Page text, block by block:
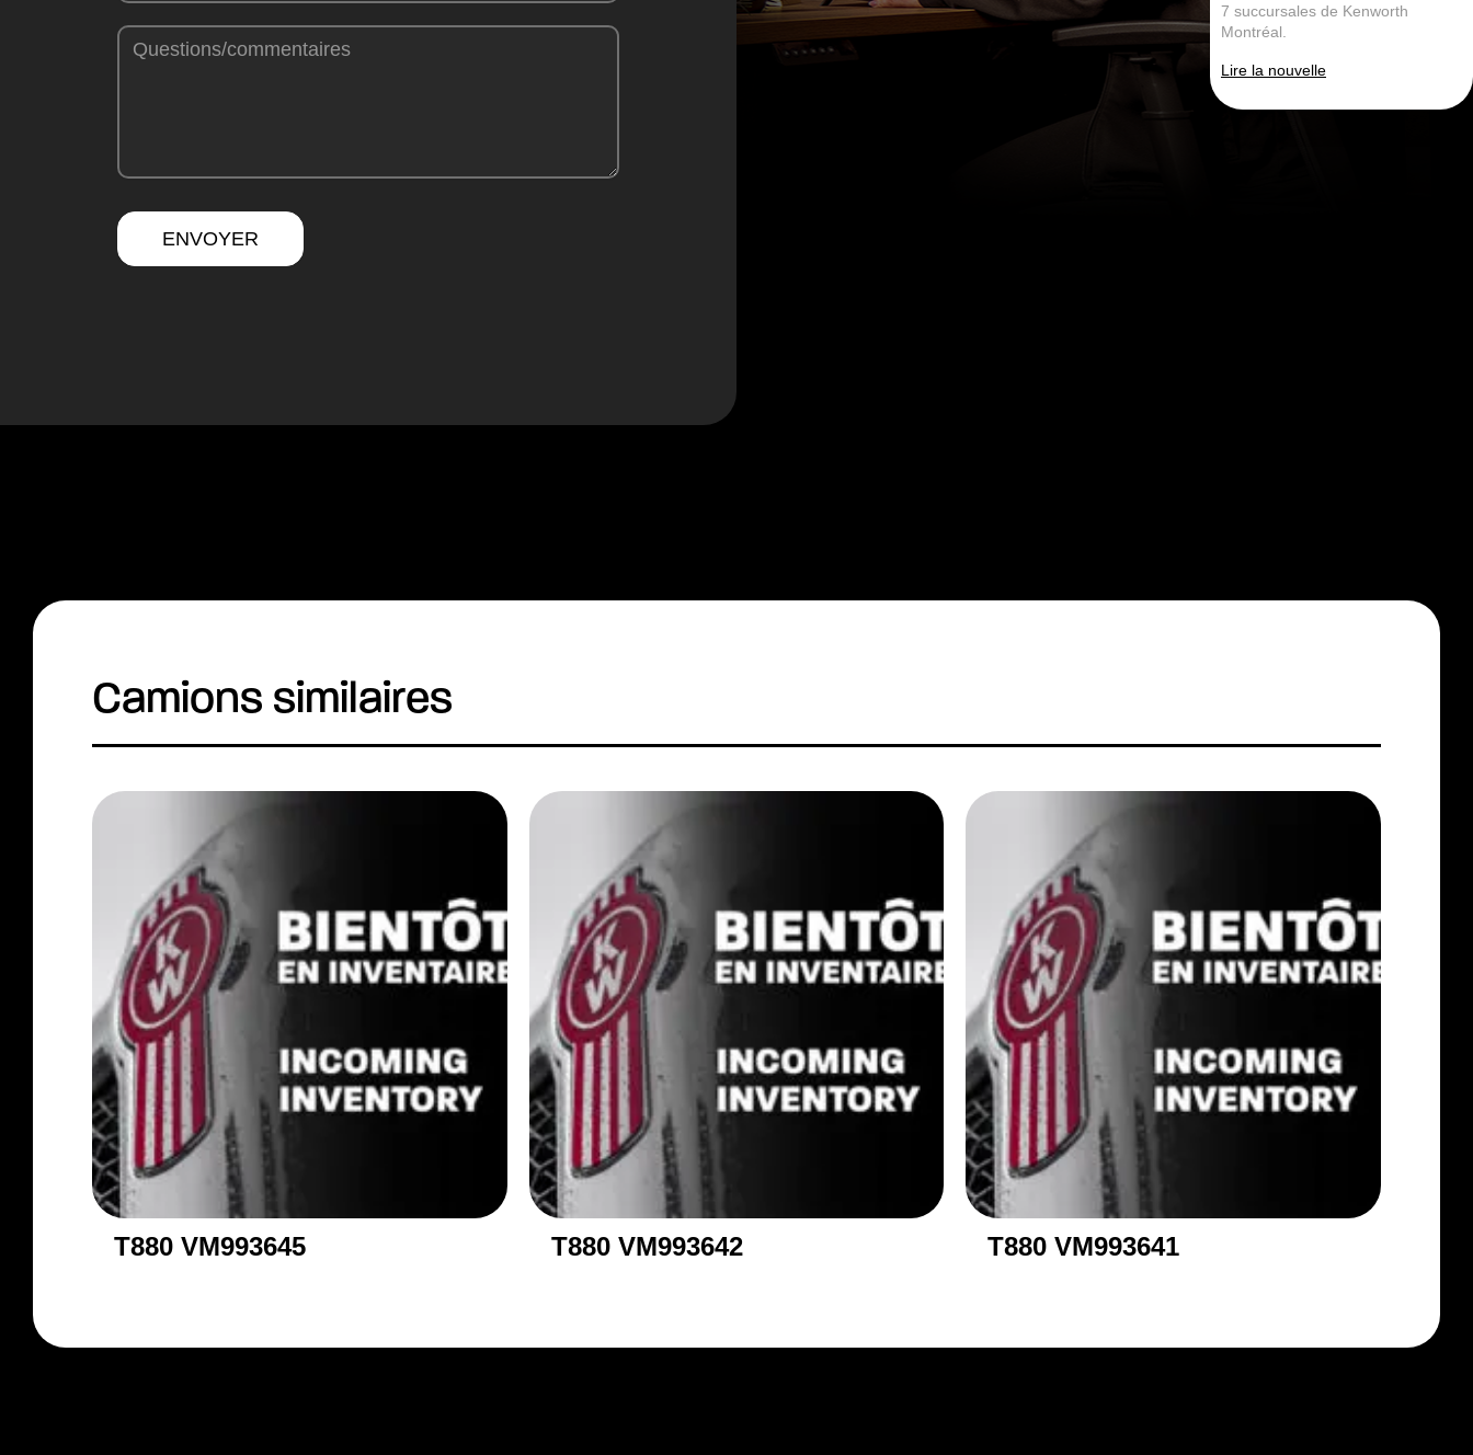
ENVOYER
Camions similaires
T880 VM993645 T880 VM993642 T880 VM993641
7 succursales de Kenworth
Montréal.
Lire la nouvelle